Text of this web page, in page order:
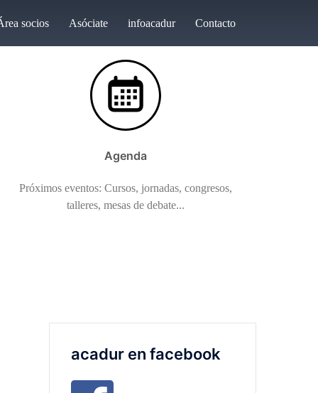
socios Asóciate infoacadur Contacto
Agenda
Próximos eventos: Cursos, jornadas, congresos,
talleres, mesas de debate...
acadur en facebook